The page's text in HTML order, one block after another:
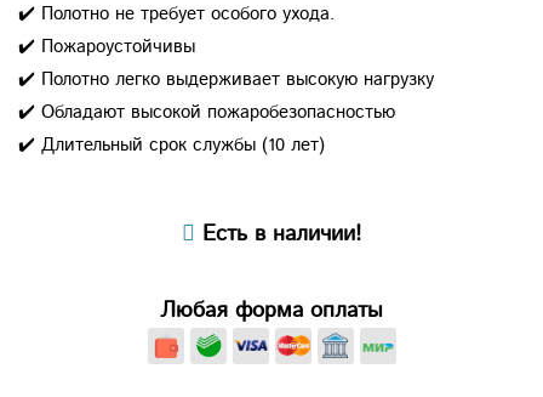
✔️ Полотно не требует особого ухода.
✔️ Пожароустойчивы
✔️ Полотно легко выдерживает высокую нагрузку
✔️ Обладают высокой пожаробезопасностью
✔️ Длительный срок службы (10 лет)
Есть в наличии!
Любая форма оплаты